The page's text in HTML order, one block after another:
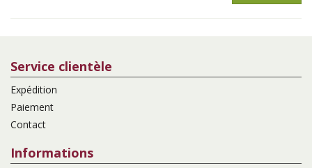
Service clientèle
Expédition
Paiement
Contact
Informations